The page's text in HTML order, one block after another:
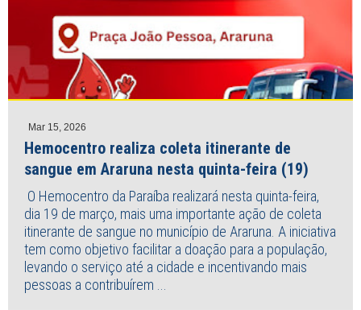
Mar 15, 2026
Hemocentro realiza coleta itinerante de
sangue em Araruna nesta quinta-feira (19)
O Hemocentro da Paraíba realizará nesta quinta-feira,
dia 19 de março, mais uma importante ação de coleta
itinerante de sangue no município de Araruna. A iniciativa
tem como objetivo facilitar a doação para a população,
levando o serviço até a cidade e incentivando mais
pessoas a contribuírem ...